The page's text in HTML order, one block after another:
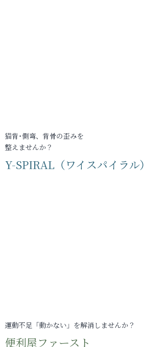
猫背･側弯、背骨の歪みを
整えませんか？
Y-SPIRAL（ワイスパイラル）
運動不足「動かない」を解消しませんか？
便利屋ファースト